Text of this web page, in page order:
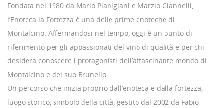
Fondata nel 1980 da Mario Pianigiani e Marzio Giannelli,
l’Enoteca la Fortezza è una delle prime enoteche di
Montalcino. Affermandosi nel tempo, oggi è un punto di
riferimento per gli appassionati del vino di qualità e per chi
desidera conoscere i protagonisti dell’affascinante mondo di
Montalcino e del suo Brunello.
Un percorso che inizia proprio dall’enoteca e dalla fortezza,
luogo storico, simbolo della città, gestito dal 2002 da Fabio